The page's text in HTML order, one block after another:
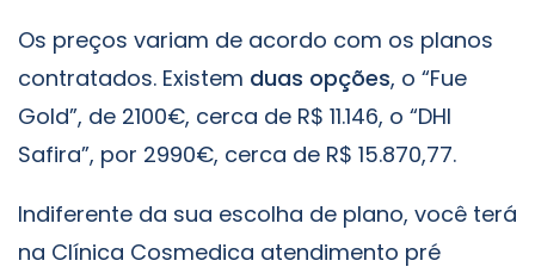
Os preços variam de acordo com os planos
contratados. Existem duas opções, o “Fue
Gold”, de 2100€, cerca de R$ 11.146, o “DHI
Safira”, por 2990€, cerca de R$ 15.870,77.
Indiferente da sua escolha de plano, você terá
na Clínica Cosmedica atendimento pré